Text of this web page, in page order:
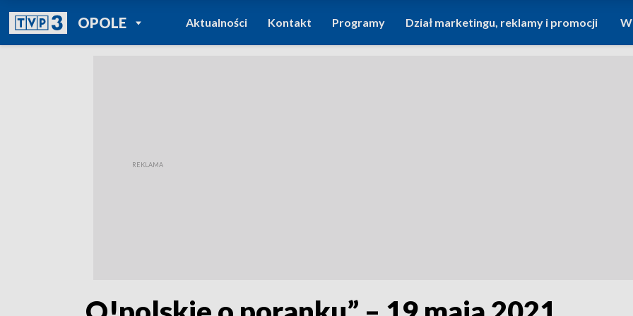
OPOLEPOWRÓT DO
TVP REGIONY
Aktualności Kontakt Programy Dział marketingu, reklamy i promocji